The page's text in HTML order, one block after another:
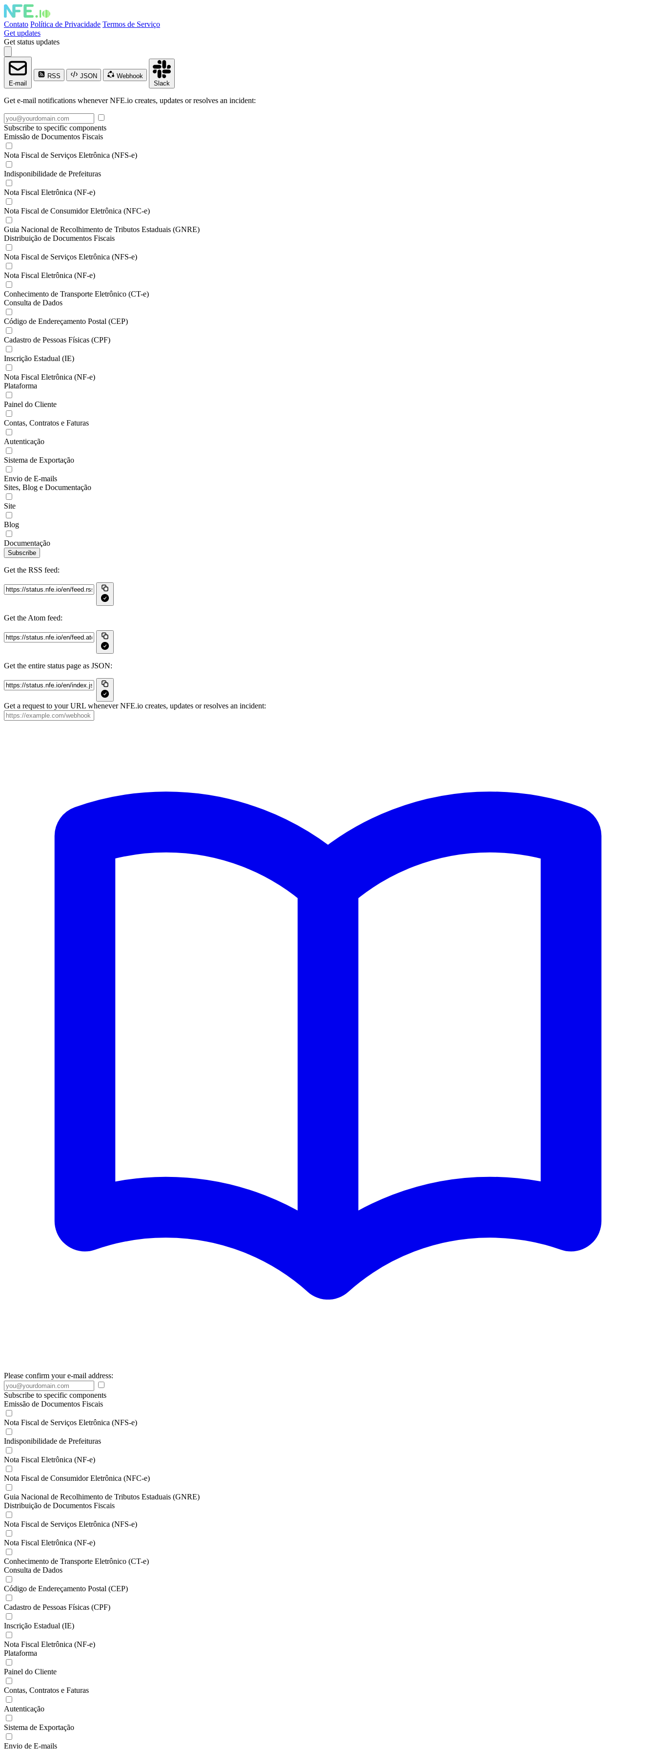
Contato Política de Privacidade Termos de Serviço
Get updates
Get status updates
E-mail
RSS JSON
Webhook
Slack
Get e-mail notifications whenever NFE.io creates, updates or resolves an incident:
Subscribe to specific components
Emissão de Documentos Fiscais
Nota Fiscal de Serviços Eletrônica (NFS-e)
Indisponibilidade de Prefeituras
Nota Fiscal Eletrônica (NF-e)
Nota Fiscal de Consumidor Eletrônica (NFC-e)
Guia Nacional de Recolhimento de Tributos Estaduais (GNRE)
Distribuição de Documentos Fiscais
Nota Fiscal de Serviços Eletrônica (NFS-e)
Nota Fiscal Eletrônica (NF-e)
Conhecimento de Transporte Eletrônico (CT-e)
Consulta de Dados
Código de Endereçamento Postal (CEP)
Cadastro de Pessoas Físicas (CPF)
Inscrição Estadual (IE)
Nota Fiscal Eletrônica (NF-e)
Plataforma
Painel do Cliente
Contas, Contratos e Faturas
Autenticação
Sistema de Exportação
Envio de E-mails
Sites, Blog e Documentação
Site
Blog
Documentação
Subscribe
Get the RSS feed:
Get the Atom feed:
Get the entire status page as JSON:
Get a request to your URL whenever NFE.io creates, updates or resolves an incident:
Please confirm your e-mail address:
Subscribe to specific components
Emissão de Documentos Fiscais
Nota Fiscal de Serviços Eletrônica (NFS-e)
Indisponibilidade de Prefeituras
Nota Fiscal Eletrônica (NF-e)
Nota Fiscal de Consumidor Eletrônica (NFC-e)
Guia Nacional de Recolhimento de Tributos Estaduais (GNRE)
Distribuição de Documentos Fiscais
Nota Fiscal de Serviços Eletrônica (NFS-e)
Nota Fiscal Eletrônica (NF-e)
Conhecimento de Transporte Eletrônico (CT-e)
Consulta de Dados
Código de Endereçamento Postal (CEP)
Cadastro de Pessoas Físicas (CPF)
Inscrição Estadual (IE)
Nota Fiscal Eletrônica (NF-e)
Plataforma
Painel do Cliente
Contas, Contratos e Faturas
Autenticação
Sistema de Exportação
Envio de E-mails